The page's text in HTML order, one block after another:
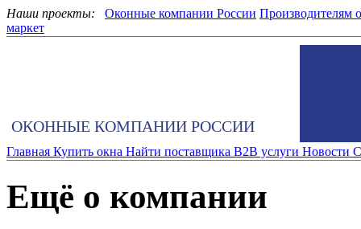
Наши проекты: Оконные компании России Производителям
маркет
ОКОННЫЕ КОМПАНИИ РОССИИ
Главная Купить окна Найти поставщика B2B услуги Новости
Ещё о компании